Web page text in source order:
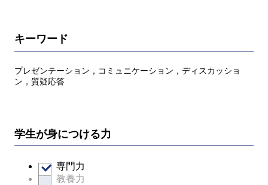
キーワード
プレゼンテーション，コミュニケーション，ディスカッショ
ン，質疑応答
学生が身につける力
専門力
教養力